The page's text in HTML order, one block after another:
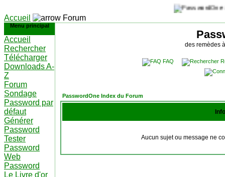
Accueil Forum
Menu principal
Accueil
Rechercher
Télécharger
Downloads A-
Z
Forum
Sondage
Password par
défaut
Générer
Password
Tester
Password
Web
Password
Le Livre d'or
des remèdes
FAQ
PasswordOne Index du Forum
Aucun sujet ou message ne